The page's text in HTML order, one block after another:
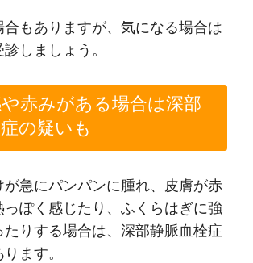
合もありますが、気になる場合は
しましょう。
赤みがある場合は深部
の疑いも
が急にパンパンに腫れ、皮膚が赤
っぽく感じたり、ふくらはぎに強
たりする場合は、深部静脈血栓症
ます。